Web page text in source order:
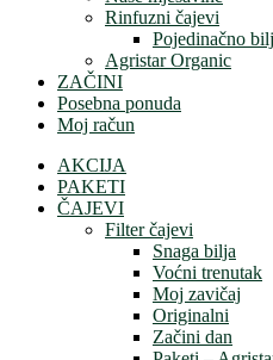
Rinfuzni čajevi
Pojedinačno
Agristar Organic
ZAČINI
Posebna ponuda
Moj račun
AKCIJA
PAKETI
ČAJEVI
Filter čajevi
Snaga bilja
Voćni trenutak
Moj zavičaj
Originalni
Začini dan